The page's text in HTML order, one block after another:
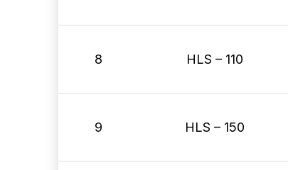
8 HLS – 110
9 HLS – 150